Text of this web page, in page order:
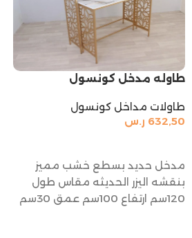
طاوله مدخل كونسول
طاولات مداخل كونسول
632,50 ر.س
مدخل حديد بسطع خشب مميز
بنقشه اليزر الحديثه مقاس طول
120سم ارتفاع 100سم عمق 30سم